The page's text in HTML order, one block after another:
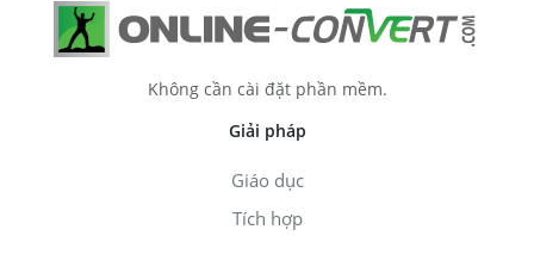
Không cần cài đặt phần mềm.
Giải pháp
Giáo dục
Tích hợp